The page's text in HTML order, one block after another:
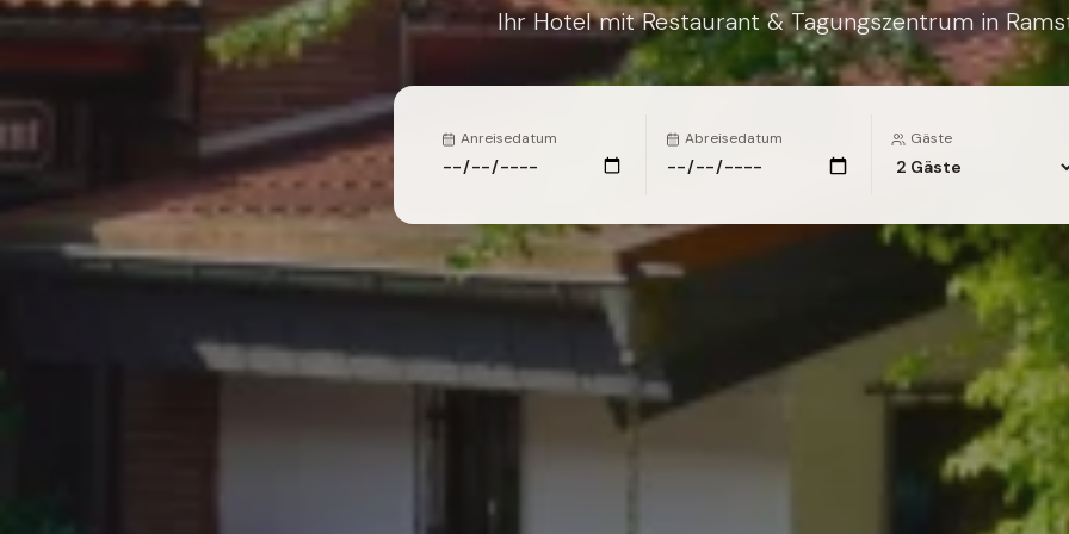
Ihr Hotel mit Restaurant & Tagungszentrum in
Anreisedatum Abreisedatum Gäste